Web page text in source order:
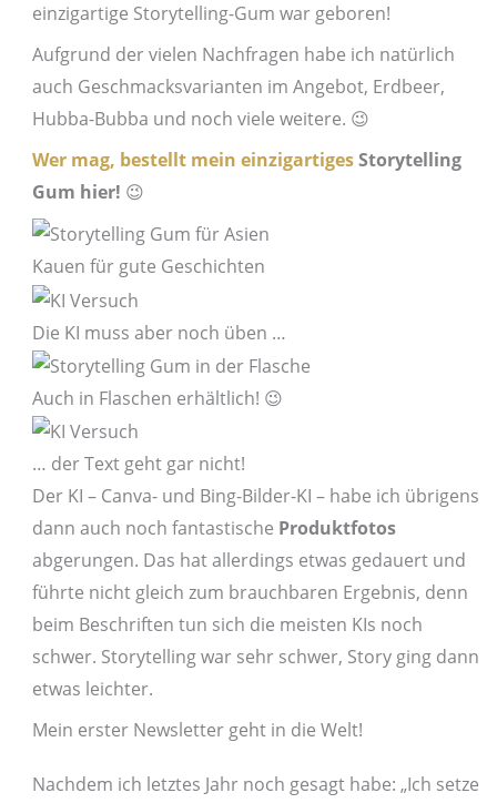
einzigartige Storytelling-Gum war geboren!
Aufgrund der vielen Nachfragen habe ich natürlich
auch Geschmacksvarianten im Angebot, Erdbeer,
Hubba-Bubba und noch viele weitere. 😉
Wer mag, bestellt mein einzigartigesStorytelling
Gum hier! 😉
Kauen für gute Geschichten
Die KI muss aber noch üben …
Auch in Flaschen erhältlich! 😉
… der Text geht gar nicht!
Der KI – Canva- und Bing-Bilder-KI – habe ich übrigens
dann auch noch fantastische Produktfotos
abgerungen. Das hat allerdings etwas gedauert und
führte nicht gleich zum brauchbaren Ergebnis, denn
beim Beschriften tun sich die meisten KIs noch
schwer. Storytelling war sehr schwer, Story ging dann
etwas leichter.
Mein erster Newsletter geht in die Welt!
Nachdem ich letztes Jahr noch gesagt habe: „Ich setze